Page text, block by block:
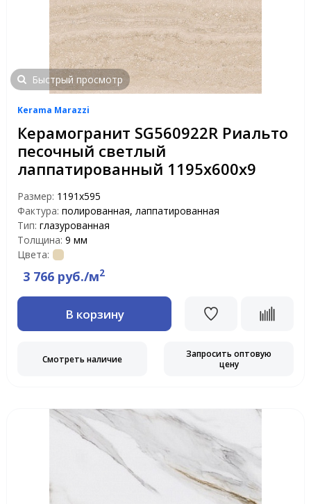
Быстрый просмотр
Kerama Marazzi
Керамогранит SG560922R Риальто
песочный светлый
лаппатированный 1195х600х9
Размер: 1191x595
Фактура: полированная, лаппатированная
Тип: глазурованная
Толщина: 9 мм
Цвета:
3 766 руб./м2
В корзину
Смотреть наличие
Запросить оптовую
цену